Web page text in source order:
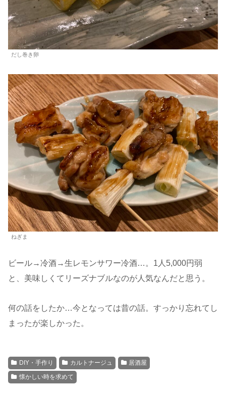
だし巻き卵
ねぎま
ビール→冷酒→生レモンサワー冷酒…。1人5,000円弱
と、美味しくてリーズナブルなのが人気なんだと思う。
何の話をしたか…今となっては昔の話。すっかり忘れてし
まったが楽しかった。
DIY・手作り カルトナージュ
居酒屋
懐かしい時を求めて